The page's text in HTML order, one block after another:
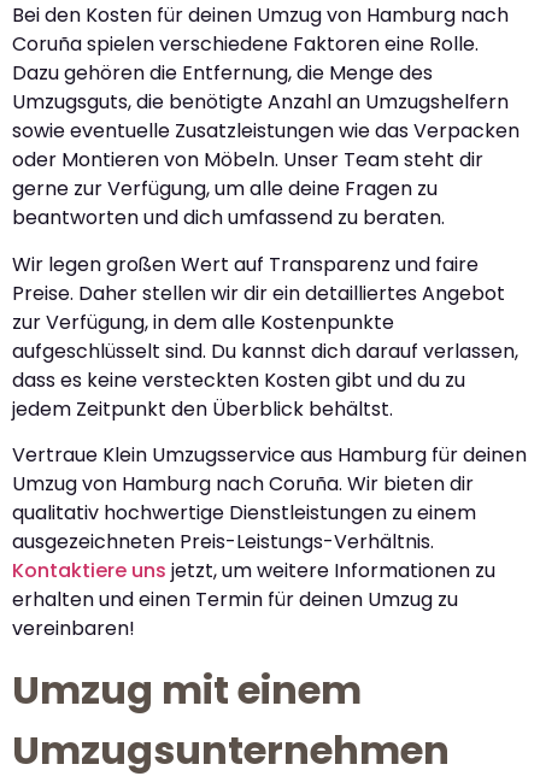
Bei den Kosten für deinen Umzug von Hamburg nach
Coruña spielen verschiedene Faktoren eine Rolle.
Dazu gehören die Entfernung, die Menge des
Umzugsguts, die benötigte Anzahl an Umzugshelfern
sowie eventuelle Zusatzleistungen wie das Verpacken
oder Montieren von Möbeln. Unser Team steht dir
gerne zur Verfügung, um alle deine Fragen zu
beantworten und dich umfassend zu beraten.
Wir legen großen Wert auf Transparenz und faire
Preise. Daher stellen wir dir ein detailliertes Angebot
zur Verfügung, in dem alle Kostenpunkte
aufgeschlüsselt sind. Du kannst dich darauf verlassen,
dass es keine versteckten Kosten gibt und du zu
jedem Zeitpunkt den Überblick behältst.
Vertraue Klein Umzugsservice aus Hamburg für deinen
Umzug von Hamburg nach Coruña. Wir bieten dir
qualitativ hochwertige Dienstleistungen zu einem
ausgezeichneten Preis-Leistungs-Verhältnis.
Kontaktiere uns jetzt, um weitere Informationen zu
erhalten und einen Termin für deinen Umzug zu
vereinbaren!
Umzug mit einem
Umzugsunternehmen